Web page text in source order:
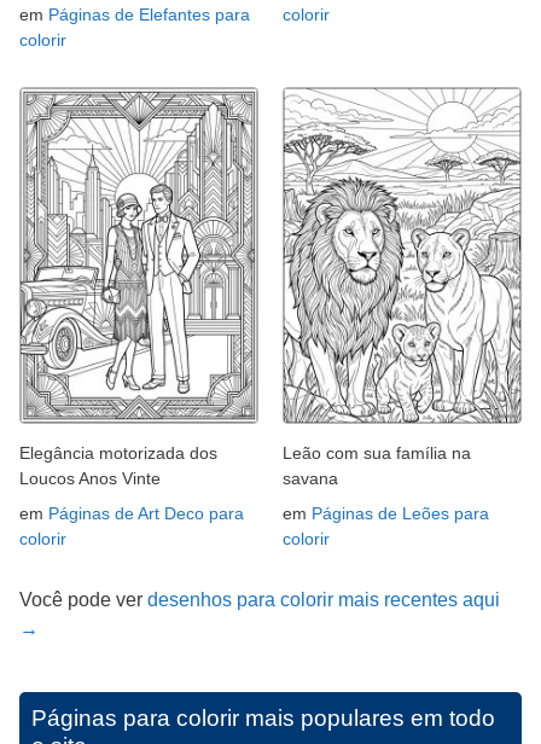
em Páginas de Elefantes para
colorir
colorir
Elegância motorizada dos
Loucos Anos Vinte
em Páginas de Art Deco para
colorir
Leão com sua família na
savana
em Páginas de Leões para
colorir
Você pode ver desenhos para colorir mais recentes aqui
→
Páginas para colorir mais populares em todo